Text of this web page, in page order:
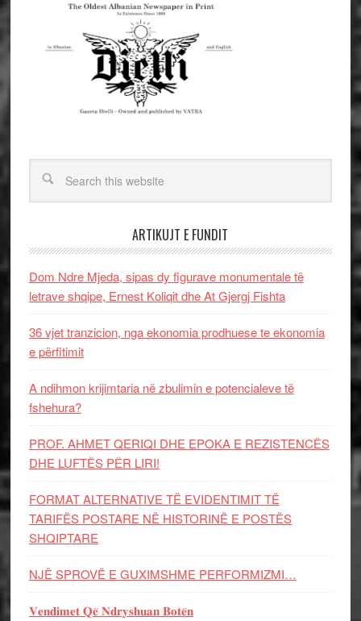
ARTIKUJT E FUNDIT
Dom Ndre Mjeda, sipas dy figurave monumentale të
letrave shqipe, Ernest Koliqit dhe At Gjergj Fishta
36 vjet tranzicion, nga ekonomia prodhuese te ekonomia
e përfitimit
A ndihmon krijimtaria në zbulimin e potencialeve të
fshehura?
PROF. AHMET QERIQI DHE EPOKA E REZISTENCЁS
DHE LUFTЁS PЁR LIRI!
FORMAT ALTERNATIVE TË EVIDENTIMIT TË
TARIFËS POSTARE NË HISTORINË E POSTËS
SHQIPTARE
NJË SPROVË E GUXIMSHME PERFORMIZMI…
𝐕𝐞𝐧𝐝𝐢𝐦𝐞𝐭 𝐐𝐞̈ 𝐍𝐝𝐫𝐲𝐬𝐡𝐮𝐚𝐧 𝐁𝐨𝐭𝐞̈𝐧